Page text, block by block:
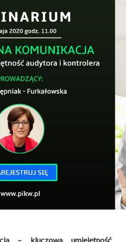
– kluczowa umiejętność